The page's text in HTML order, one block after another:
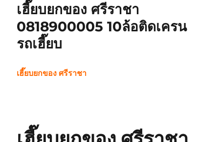
เฮี๊ยบยกของ ศรีราชา
0818900005 10ล้อติดเครน
รถเฮี๊ยบ
เฮี๊ยบยกของ ศรีราชา